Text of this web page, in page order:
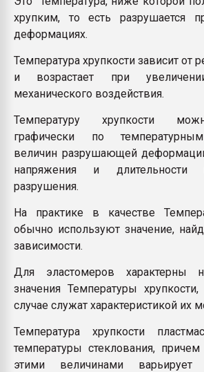
хрупким, то есть разрушается
деформациях.
Температура хрупкости зависит от
и возрастает при
механического воздействия.
Температуру хрупкости
графически по
величин разрушающей
напряжения и длительности
разрушения.
На практике в качестве
обычно используют значение,
зависимости.
Для эластомеров характерны
значения Температуры
случае служат характеристикой их
Температура хрупкости
температуры стеклования,
этими величинами